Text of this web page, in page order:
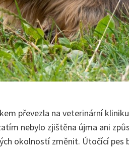
převezla na veterinární
nebylo zjištěna újma ani
okolností změnit. Útočící pes